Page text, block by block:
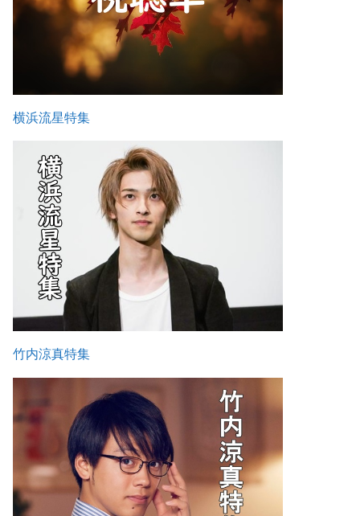
横浜流星特集
竹内涼真特集